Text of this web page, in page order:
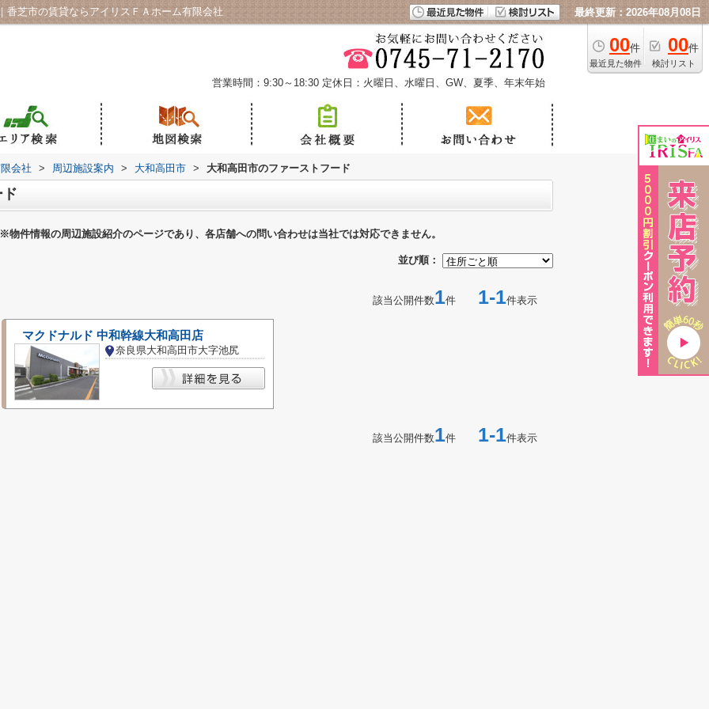
香芝市の賃貸ならアイリスＦＡホーム有限会社 最終更新：2026年08月08日
00件
最近見た物件
00件
検討リスト
営業時間：9:30～18:30 定休日：火曜日、水曜日、GW、夏季、年末年始
会社 > 周辺施設案内 > 大和高田市 > 大和高田市のファーストフード
※物件情報の周辺施設紹介のページであり、各店舗への問い合わせは当社では対応できません。
並び順：
該当公開件数1件 1-1件表示
マクドナルド 中和幹線大和高田店
奈良県大和高田市大字池尻
該当公開件数1件 1-1件表示